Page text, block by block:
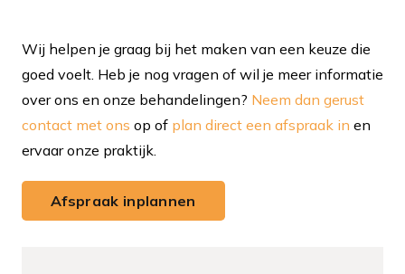
Wij helpen je graag bij het maken van een keuze die
goed voelt. Heb je nog vragen of wil je meer informatie
over ons en onze behandelingen? Neem dan gerust
contact met ons op of plan direct een afspraak in en
ervaar onze praktijk.
Afspraak inplannen